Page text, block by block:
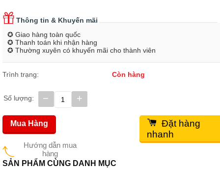
Thông tin & Khuyến mãi
✪ Giao hàng toàn quốc
✪ Thanh toán khi nhận hàng
✪ Thường xuyên có khuyến mãi cho thành viên
Trình trạng: Còn hàng
Số lượng: +
−
Hướng dẫn mua
hàng
Mua Hàng
Đặt hàng
nhanh
SẢN PHẨM CÙNG DANH MỤC